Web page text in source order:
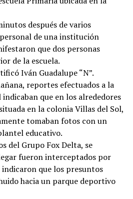
después de varios
de una institución
que dos personas
de la escuela.
Iván Guadalupe “N”.
reportes efectuados a la
que en los alrededores
en la colonia Villas del Sol,
tomaban fotos con un
educativo.
del Grupo Fox Delta, se
fueron interceptados por
indicaron que los presuntos
hacia un parque deportivo